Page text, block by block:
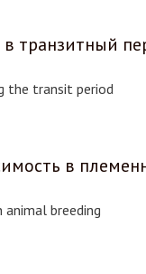
транзитный
the transit period
в
animal breeding